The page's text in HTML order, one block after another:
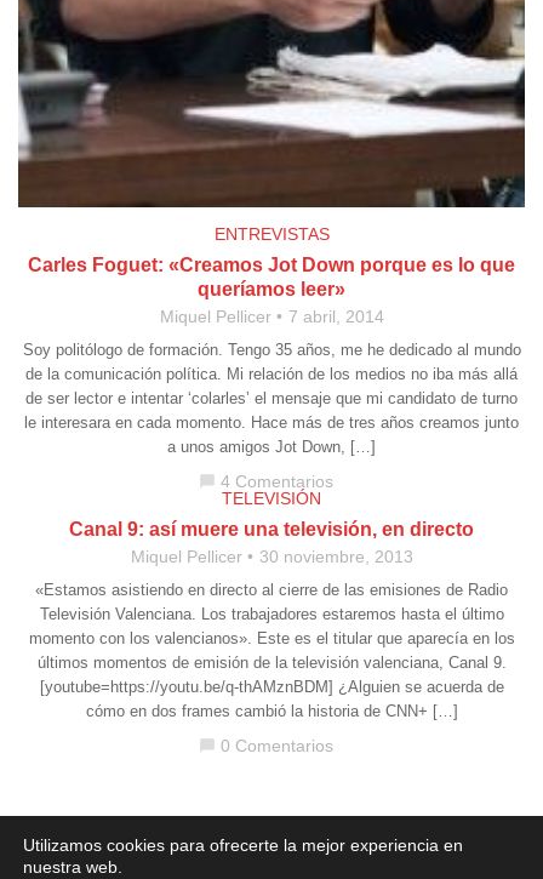
ENTREVISTAS
Carles Foguet: «Creamos Jot Down porque es lo que
queríamos leer»
Miquel Pellicer 7 abril, 2014
Soy politólogo de formación. Tengo 35 años, me he dedicado al mundo
de la comunicación política. Mi relación de los medios no iba más allá
de ser lector e intentar ‘colarles’ el mensaje que mi candidato de turno
le interesara en cada momento. Hace más de tres años creamos junto
a unos amigos Jot Down, […]
chat_bubble 4 Comentarios
TELEVISIÓN
Canal 9: así muere una televisión, en directo
Miquel Pellicer 30 noviembre, 2013
«Estamos asistiendo en directo al cierre de las emisiones de Radio
Televisión Valenciana. Los trabajadores estaremos hasta el último
momento con los valencianos». Este es el titular que aparecía en los
últimos momentos de emisión de la televisión valenciana, Canal 9.
[youtube=https://youtu.be/q-thAMznBDM] ¿Alguien se acuerda de
cómo en dos frames cambió la historia de CNN+ […]
chat_bubble 0 Comentarios
Aviso legal·Política de Privacidad·Política de Cookies
Utilizamos cookies para ofrecerte la mejor experiencia en
nuestra web.